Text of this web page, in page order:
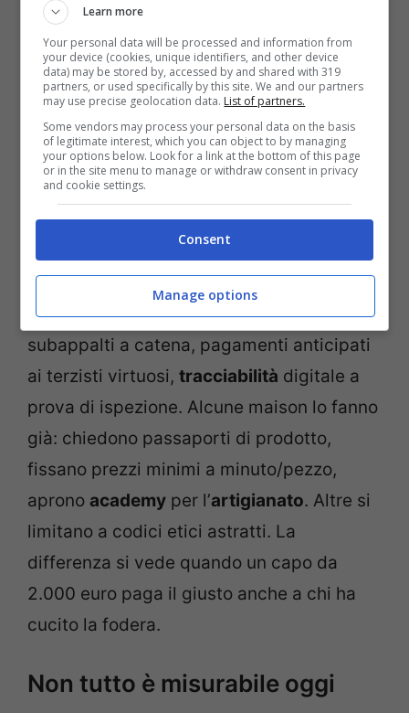
rimedi. I dettagli applicativi per il tessile
evolvono, ma il segnale è chiaro. Il «Follow
the money» non basta più: va seguito il
costo per fase, chi ci guadagna e chi paga
il prezzo umano.
Esempi concreti?
consegna compatibili con il costo del
lavoro regolare, contratti che vietano
subappalti a catena, pagamenti anticipati
ai terzisti virtuosi, tracciabilità digitale a
prova di ispezione. Alcune maison lo fanno
già: chiedono passaporti di prodotto,
fissano prezzi minimi a minuto/pezzo,
aprono academy per l’artigianato. Altre si
limitano a codici etici astratti. La
differenza si vede quando un capo da
2.000 euro paga il giusto anche a chi ha
cucito la fodera.
Non tutto è misurabile oggi
Learn more
Your personal data will be processed and information from
your device (cookies, unique identifiers, and other device
data) may be stored by, accessed by and shared with 319
partners, or used specifically by this site. We and our partners
may use precise geolocation data. List of partners.
Some vendors may process your personal data on the basis
of legitimate interest, which you can object to by managing
your options below. Look for a link at the bottom of this page
or in the site menu to manage or withdraw consent in privacy
and cookie settings.
Consent
Manage options